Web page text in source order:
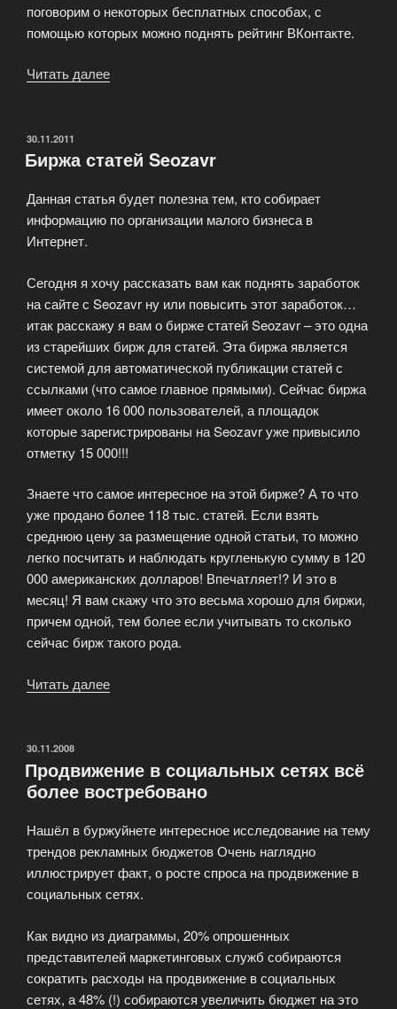
поговорим о некоторых бесплатных способах, с
помощью которых можно поднять рейтинг ВКонтакте.
Читать далее
рейтинг
ОПУБЛИКОВАНО
30.11.2011
Биржа статей Seozavr
Данная статья будет полезна тем, кто собирает
информацию по организации малого бизнеса в
Интернет.
Сегодня я хочу рассказать вам как поднять заработок
на сайте с Seozavr ну или повысить этот заработок…
итак расскажу я вам о бирже статей Seozavr – это одна
из старейших бирж для статей. Эта биржа является
системой для автоматической публикации статей с
ссылками (что самое главное прямыми). Сейчас биржа
имеет около 16 000 пользователей, а площадок
которые зарегистрированы на Seozavr уже привысило
отметку 15 000!!!
Знаете что самое интересное на этой бирже? А то что
уже продано более 118 тыс. статей. Если взять
среднюю цену за размещение одной статьи, то можно
легко посчитать и наблюдать кругленькую сумму в 120
000 американских долларов! Впечатляет!? И это в
месяц! Я вам скажу что это весьма хорошо для биржи,
причем одной, тем более если учитывать то сколько
сейчас бирж такого рода.
Читать далее
ОПУБЛИКОВАНО
30.11.2008
Продвижение в социальных сетях всё
более востребовано
Нашёл в буржуйнете интересное исследование на тему
трендов рекламных бюджетов Очень наглядно
иллюстрирует факт, о росте спроса на продвижение в
социальных сетях.
Как видно из диаграммы, 20% опрошенных
представителей маркетинговых служб собираются
сократить расходы на продвижение в социальных
сетях, а 48% (!) собираются увеличить бюджет на это